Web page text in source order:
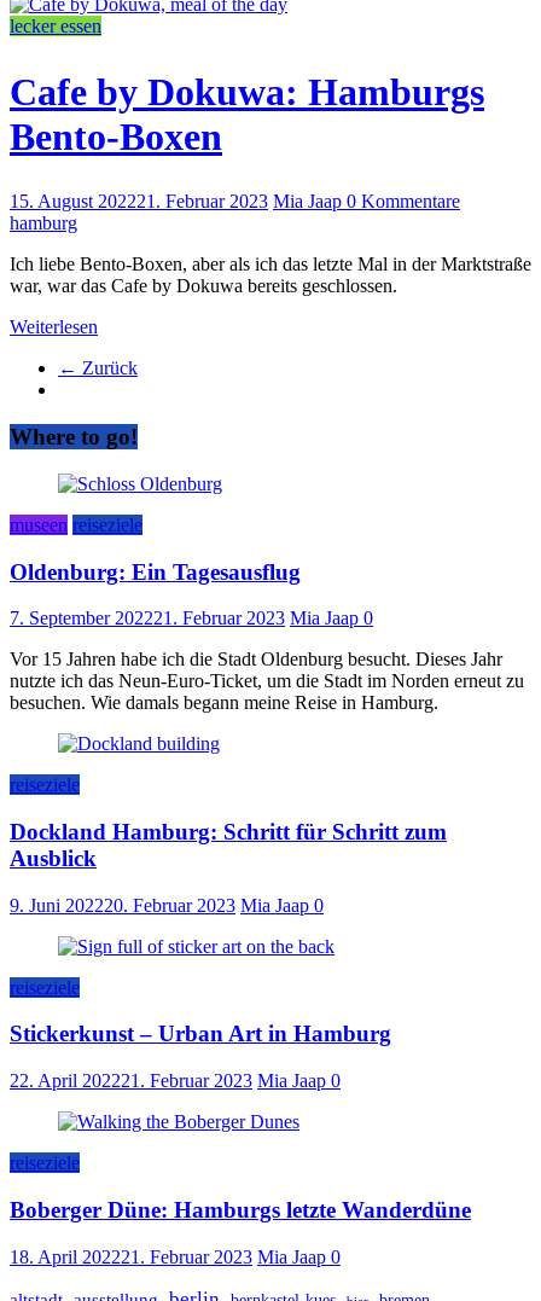
lecker essen
Cafe by Dokuwa: Hamburgs
Bento-Boxen
15. August 202221. Februar 2023 Mia Jaap 0 Kommentare
hamburg
Ich liebe Bento-Boxen, aber als ich das letzte Mal in der Marktstraße
war, war das Cafe by Dokuwa bereits geschlossen.
Weiterlesen
← Zurück
Where to go!
museen reiseziele
Oldenburg: Ein Tagesausflug
7. September 202221. Februar 2023 Mia Jaap 0
Vor 15 Jahren habe ich die Stadt Oldenburg besucht. Dieses Jahr
nutzte ich das Neun-Euro-Ticket, um die Stadt im Norden erneut zu
besuchen. Wie damals begann meine Reise in Hamburg.
reiseziele
Dockland Hamburg: Schritt für Schritt zum
Ausblick
9. Juni 202220. Februar 2023 Mia Jaap 0
reiseziele
Stickerkunst – Urban Art in Hamburg
22. April 202221. Februar 2023 Mia Jaap 0
reiseziele
Boberger Düne: Hamburgs letzte Wanderdüne
18. April 202221. Februar 2023 Mia Jaap 0